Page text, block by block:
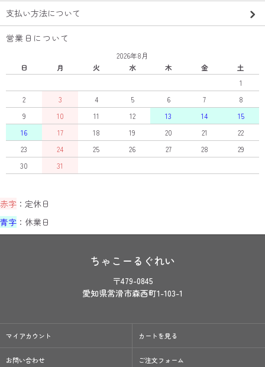
支払い方法について
営業日について
2026年8月
日
月 火 水 木 金
土
1
2
3 4 5 6 7
8
9
10 11 12 13 14
15
16
17 18 19 20 21
22
23
24 25 26 27 28
29
30
31
赤字 ：定休日
青字 ：休業日
ちゃこーるぐれい
〒479-0845
愛知県常滑市森西町1-103-1
マイアカウント カートを見る
お問い合わせ ご注文フォーム